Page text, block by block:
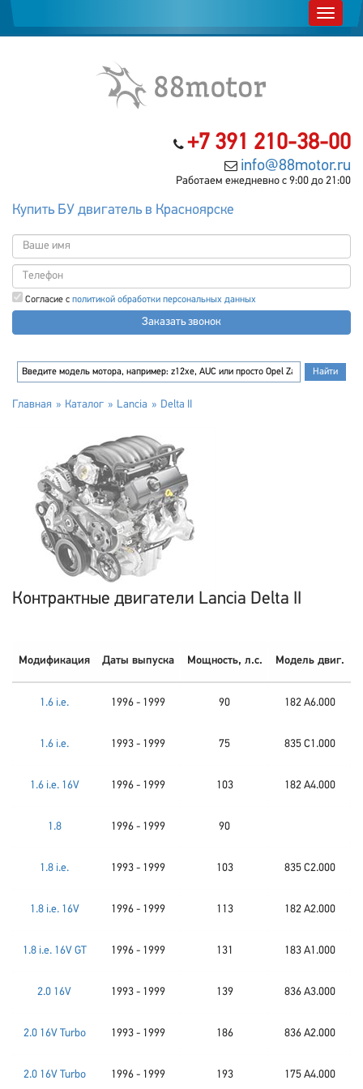
+7 391 210-38-00
info@88motor.ru
Работаем ежедневно с 9:00 до 21:00
Купить БУ двигатель в Красноярске
Согласие с политикой обработки персональных данных
Заказать звонок
Главная Каталог Lancia Delta II
Контрактные двигатели Lancia Delta II
Модификация Даты выпуска Мощность, л.с. Модель двиг.
1.6 i.e. 1996 - 1999 90 182 A6.000
1.6 i.e. 1993 - 1999 75 835 C1.000
1.6 i.e. 16V 1996 - 1999 103 182 A4.000
1.8 1996 - 1999 90
1.8 i.e. 1993 - 1999 103 835 C2.000
1.8 i.e. 16V 1996 - 1999 113 182 A2.000
1.8 i.e. 16V GT 1996 - 1999 131 183 A1.000
2.0 16V 1993 - 1999 139 836 A3.000
2.0 16V Turbo 1993 - 1999 186 836 A2.000
2.0 16V Turbo 1996 - 1999 193 175 A4.000